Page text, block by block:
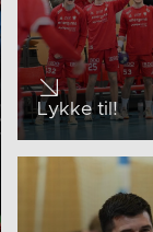
Lykke til!